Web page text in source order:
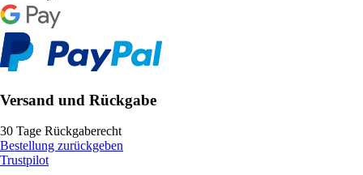
Versand und Rückgabe
30 Tage Rückgaberecht
Bestellung zurückgeben
Trustpilot